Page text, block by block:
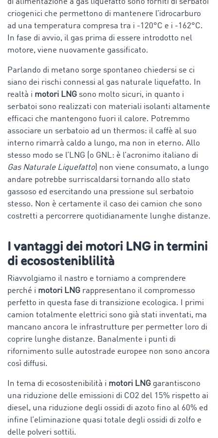
criogenici che permettono di mantenere l’idrocarburo
ad una temperatura compresa tra i -120°C e i -162°C.
In fase di avvio, il gas prima di essere introdotto nel
motore, viene nuovamente gassificato.
Parlando di metano sorge spontaneo chiedersi se ci
siano dei rischi connessi al gas naturale liquefatto. In
realtà i motori LNG sono molto sicuri, in quanto i
serbatoi sono realizzati con materiali isolanti altamente
efficaci che mantengono fuori il calore. Potremmo
associare un serbatoio ad un thermos: il caffè al suo
interno rimarrà caldo a lungo, ma non in eterno. Allo
stesso modo se l’LNG (o GNL: è l’acronimo italiano di
Gas Naturale Liquefatto) non viene consumato, a lungo
andare potrebbe surriscaldarsi tornando allo stato
gassoso ed esercitando una pressione sul serbatoio
stesso. Non è certamente il caso dei camion che sono
costretti a percorrere quotidianamente lunghe distanze.
I vantaggi dei motori LNG in termini
di ecososteniblilità
Riavvolgiamo il nastro e torniamo a comprendere
perché i motori LNG rappresentano il compromesso
perfetto in questa fase di transizione ecologica. I primi
camion totalmente elettrici sono già stati inventati, ma
mancano ancora le infrastrutture per permetter loro di
coprire lunghe distanze. Banalmente i punti di
rifornimento sulle autostrade europee non sono ancora
così diffusi.
In tema di ecosostenibilità i motori LNG garantiscono
una riduzione delle emissioni di CO2 del 15% rispetto ai
diesel, una riduzione degli ossidi di azoto fino al 60% ed
infine l’eliminazione quasi totale degli ossidi di zolfo e
delle polveri sottili.